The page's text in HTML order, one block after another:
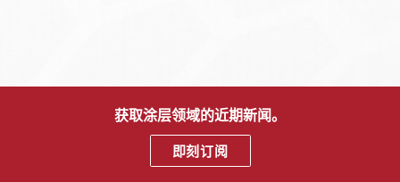
获取涂层领域的近期新闻。
即刻订阅